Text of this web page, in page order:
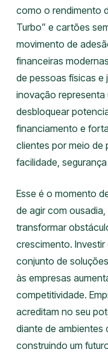
como o rendimento
Turbo” e cartões
movimento de
financeiras
de pessoas físicas e
inovação
desbloquear
financiamento e
clientes por meio de
facilidade,
Esse é o momento
de agir com
transformar
crescimento.
conjunto de
às empresas
competitividade.
acreditam no seu
diante de
construindo um